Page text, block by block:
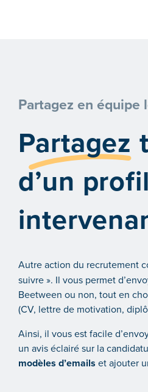
Partagez en équipe
Partagez
d’un
Autre action du recrutement
suivre ». Il vous permet
Beetween ou non, tout en
(CV, lettre de motivation,
Ainsi, il vous est facile
un avis éclairé sur la
modèles d’emails et ajouter